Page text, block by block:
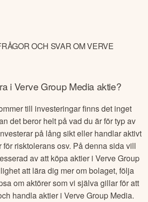
OCH SVAR OM VERVE
iVerve Group Mediaaktie?
till investeringar finns det inget
det beror helt på vad du är för typ av
på lång sikt eller handlar aktivt
för risktolerans osv. På denna sida vill
av att köpa aktier iVerve Group
att lära dig mer om bolaget, följa
om aktörer som vi själva gillar för att
handla aktier iVerve Group Media.